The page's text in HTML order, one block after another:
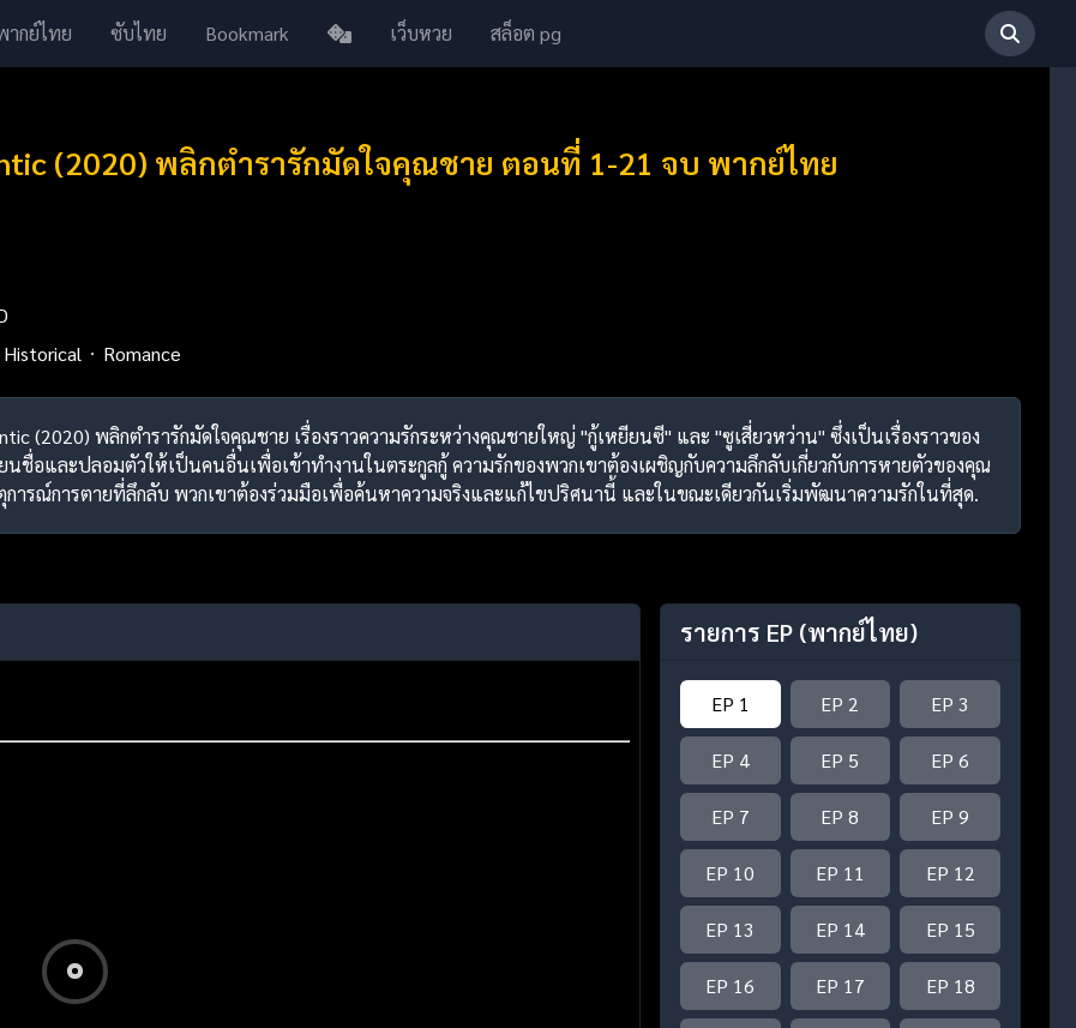
ากย์ไทย ซับไทย Bookmark เว็บหวย สล็อต pg
(2020) พลิกตำรารักมัดใจคุณชาย ตอนที่ 1-21 จบ พากย์ไทย
Historical Romance
(2020) พลิกตำรารักมัดใจคุณชาย เรื่องราวความรักระหว่างคุณชายใหญ่ "กู้เหยียนซี" และ "ซูเสี่ยวหว่าน" ซึ่งเป็นเรื่องราวของ
นชื่อและปลอมตัวให้เป็นคนอื่นเพื่อเข้าทำงานในตระกูลกู้ ความรักของพวกเขาต้องเผชิญกับความลึกลับเกี่ยวกับการหายตัวของคุณ
ารณ์การตายที่ลึกลับ พวกเขาต้องร่วมมือเพื่อค้นหาความจริงและแก้ไขปริศนานี้ และในขณะเดียวกันเริ่มพัฒนาความรักในที่สุด.
รายการ EP (พากย์ไทย)
EP 1 EP 2 EP 3
EP 4 EP 5 EP 6
EP 7 EP 8 EP 9
EP 10 EP 11 EP 12
EP 13 EP 14 EP 15
EP 16 EP 17 EP 18